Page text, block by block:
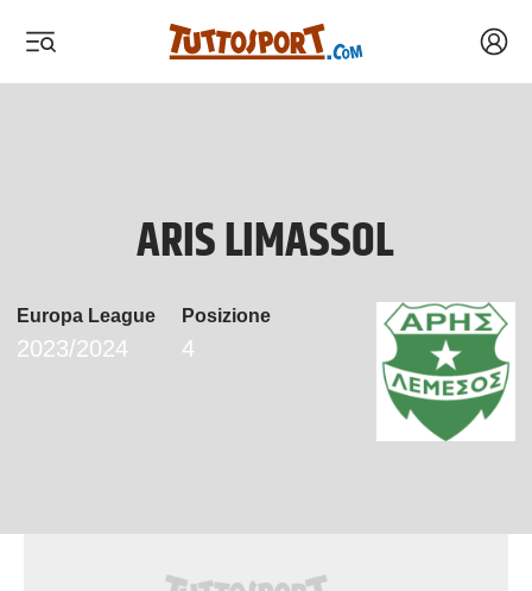
ARIS LIMASSOL
Europa League
2023/2024
Posizione
4